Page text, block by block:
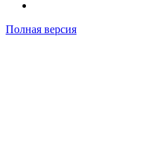
Полная версия